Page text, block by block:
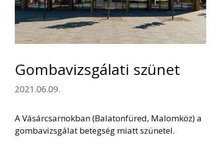
Gombavizsgálati szünet
2021.06.09.
A Vásárcsarnokban (Balatonfüred, Malomköz) a
gombavizsgálat betegség miatt szünetel.